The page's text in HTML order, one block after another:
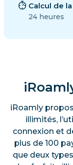
Calcul de
24 heures
iRoamly
illimités,
connexion et
plus de 100
que deux